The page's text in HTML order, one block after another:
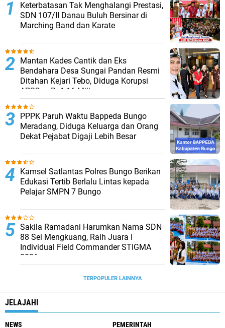
Keterbatasan Tak Menghalangi Prestasi,
SDN 107/II Danau Buluh Bersinar di
Marching Band dan Karate
Mantan Kades Cantik dan Eks
Bendahara Desa Sungai Pandan Resmi
Ditahan Kejari Tebo, Diduga Korupsi
APBDes Rp1,16 Miliar
PPPK Paruh Waktu Bappeda Bungo
Meradang, Diduga Keluarga dan Orang
Dekat Pejabat Digaji Lebih Besar
Kamsel Satlantas Polres Bungo Berikan
Edukasi Tertib Berlalu Lintas kepada
Pelajar SMPN 7 Bungo
Sakila Ramadani Harumkan Nama SDN
88 Sei Mengkuang, Raih Juara I
Individual Field Commander STIGMA
2026
TERPOPULER LAINNYA
JELAJAHI
NEWS PEMERINTAH